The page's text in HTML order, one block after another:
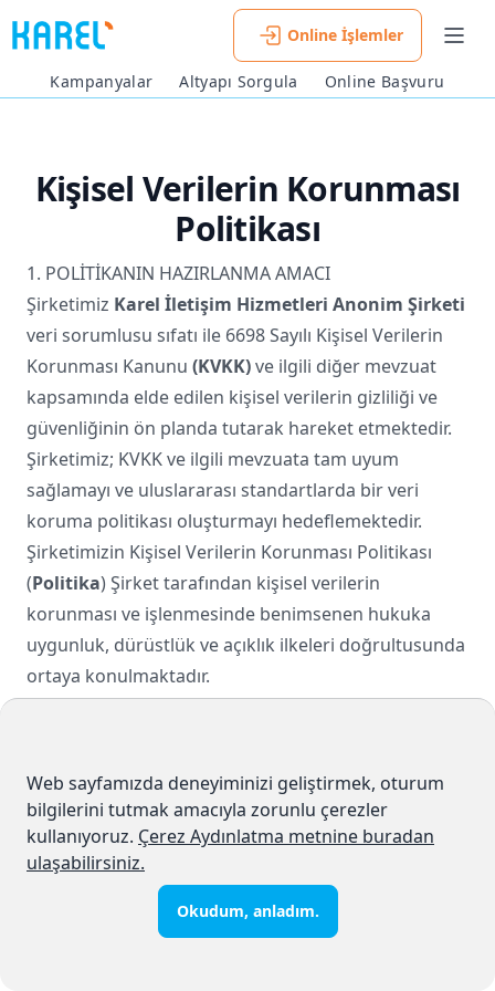
Online İşlemler
Menü
Kampanyalar
Altyapı Sorgula Online Başvuru
Kişisel Verilerin Korunması
Politikası
1. POLİTİKANIN HAZIRLANMA AMACI
Şirketimiz Karel İletişim Hizmetleri Anonim Şirketi
veri sorumlusu sıfatı ile 6698 Sayılı Kişisel Verilerin
Korunması Kanunu (KVKK)ve ilgili diğer mevzuat
kapsamında elde edilen kişisel verilerin gizliliği ve
güvenliğinin ön planda tutarak hareket etmektedir.
Şirketimiz; KVKK ve ilgili mevzuata tam uyum
sağlamayı ve uluslararası standartlarda bir veri
koruma politikası oluşturmayı hedeflemektedir.
Şirketimizin Kişisel Verilerin Korunması Politikası
(Politika) Şirket tarafından kişisel verilerin
korunması ve işlenmesinde benimsenen hukuka
uygunluk, dürüstlük ve açıklık ilkeleri doğrultusunda
ortaya konulmaktadır.
Bu Politika'da Şirketimizin veri sorumlusu sıfatından
kişisel veri işleme süreçlerini T.C. Anayasası ve KVKK
çerçevesinde Kişisel Veriler Envanteri ile
belirlemekte; bu verileri ilgili mevzuat hükümlerine
ve işbu Politika'ya uygun olarak işlemektedir.
Web sayfamızda deneyiminizi geliştirmek, oturum
bilgilerini tutmak amacıyla zorunlu çerezler
kullanıyoruz. Çerez Aydınlatma metnine buradan
ulaşabilirsiniz.
Okudum, anladım.